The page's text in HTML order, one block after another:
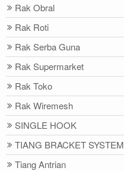
Rak Obral
Rak Roti
Rak Serba Guna
Rak Supermarket
Rak Toko
Rak Wiremesh
SINGLE HOOK
TIANG BRACKET SYSTEM
Tiang Antrian